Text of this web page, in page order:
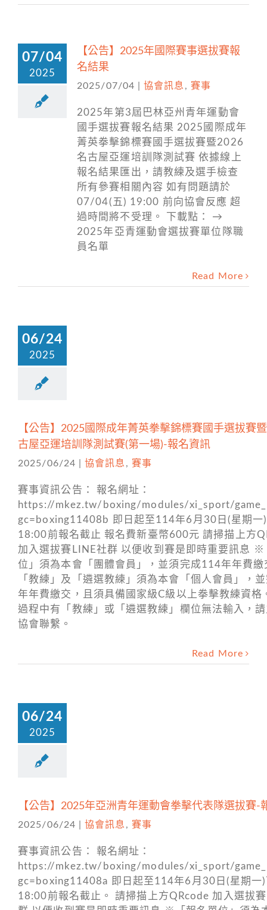
07/04
2025
【公告】2025年國際賽事選拔賽報
名結果
2025/07/04 協會訊息 , 賽事
2025年第3屆巴林亞州青年運動會
國手選拔賽報名結果 2025國際成年
菁英拳擊錦標賽國手選拔賽暨2026
名古屋亞運培訓隊測試賽 依據線上
報名結果匯出，請教練及選手檢查
所有參賽相關內容 如有問題請於
07/04(五) 19:00 前向協會反應 超
過時間將不受理。 下載點： →
2025年亞青運動會選拔賽單位隊職
員名單
Read More
06/24
2025
【公告】2025國際成年菁英拳擊錦標賽國手選拔賽
古屋亞運培訓隊測試賽(第一場)-報名資訊
2025/06/24 協會訊息 , 賽事
賽事資訊公告： 報名網址：
https://mkez.tw/boxing/modules/xi_sport/
gc=boxing11408b 即日起至114年6月30日(星期一
18:00前報名截止 報名費新臺幣600元 請掃描上方
加入選拔賽LINE社群 以便收到賽是即時重要訊息 ※
位」須為本會「團體會員」，並須完成114年年費繳
「教練」及「遴選教練」須為本會「個人會員」，
年年費繳交，且須具備國家級C級以上拳擊教練資格
過程中有「教練」或「遴選教練」欄位無法輸入，
協會聯繫。
Read More
06/24
2025
【公告】2025年亞洲青年運動會拳擊代表隊選拔賽-
2025/06/24 協會訊息 , 賽事
賽事資訊公告： 報名網址：
https://mkez.tw/boxing/modules/xi_sport/
gc=boxing11408a 即日起至114年6月30日(星期一
18:00前報名截止。 請掃描上方QRcode 加入選拔